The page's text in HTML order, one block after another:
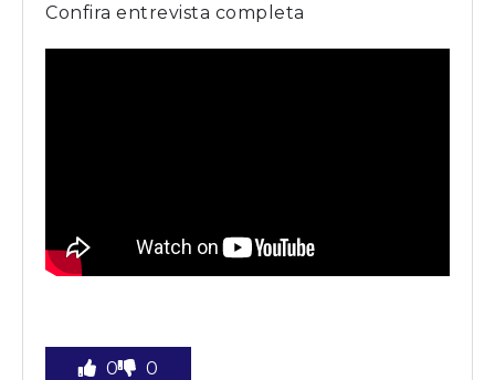
Confira entrevista completa
0 0